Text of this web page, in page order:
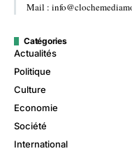
Mail :
Catégories
Actualités
Politique
Culture
Economie
Société
International